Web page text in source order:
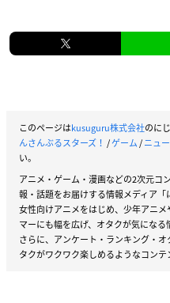
このページはkusuguru株式会社のに
んさんぶるスターズ！ /ゲーム/ニュ
い。
アニメ・ゲーム・漫画などの2次元コ
報・話題をお届けする情報メディア「
女性向けアニメをはじめ、少年アニ
マーにも幅を広げ、オタクが気になる
さらに、アンケート・ランキング・
タクがワクワク楽しめるようなコンテ